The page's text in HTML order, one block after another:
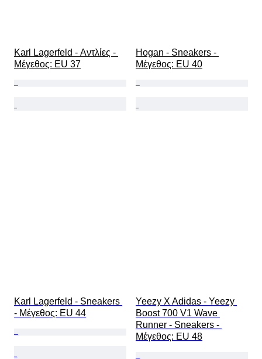
Karl Lagerfeld - Αντλίες -
Mέγεθος: EU 37
Hogan - Sneakers -
Mέγεθος: EU 40
Karl Lagerfeld - Sneakers
- Mέγεθος: EU 44
Yeezy X Adidas - Yeezy
Boost 700 V1 Wave
Runner - Sneakers -
Mέγεθος: EU 48